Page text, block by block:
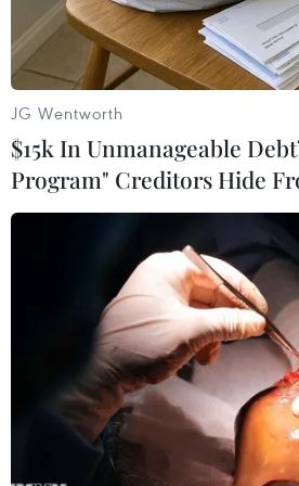
Năm 2019 đánh dấu chặng đường
dân, toàn quân thực hiện Di chúc của
(Ảnh: Tư liệu
Ngày 17/9, Thành ủy Đà Nẵng
năm thực hiện Chỉ thị số 05-
JG Wentworth
$15k In Unmanageable
Program" Creditors Hide